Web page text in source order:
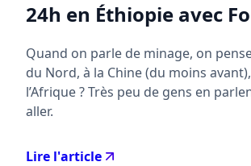
24h en Éthiopie avec
Quand on parle de minage, on
du Nord, à la Chine (du moins
l’Afrique ? Très peu de gens en
aller.
Lire l'article